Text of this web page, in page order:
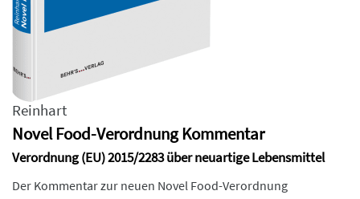
Reinhart
Novel Food-Verordnung Kommentar
Verordnung (EU) 2015/2283 über neuartige Lebensmittel
Der Kommentar zur neuen Novel Food-Verordnung